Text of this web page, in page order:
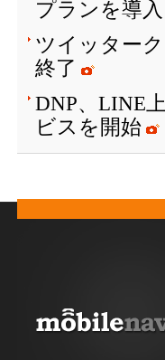
プランを導入
ツイッター
終了
DNP、LINE
ビスを開始